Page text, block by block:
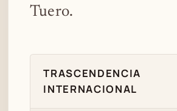
Tuero.
TRASCENDENCIA
INTERNACIONAL